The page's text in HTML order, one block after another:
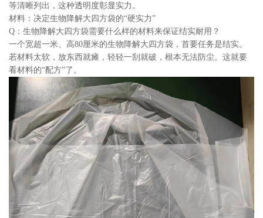
等清晰列出，这种透明度彰显实力。
材料：决定生物降解大四方袋的“硬实力”
Q：生物降解大四方袋需要什么样的材料来保证结实耐用？
一个宽超一米、高80厘米的生物降解大四方袋，首要任务是结实。
若材料太软，放东西就瘫，轻轻一刮就破，根本无法防尘。这就要
看材料的“配方”了。